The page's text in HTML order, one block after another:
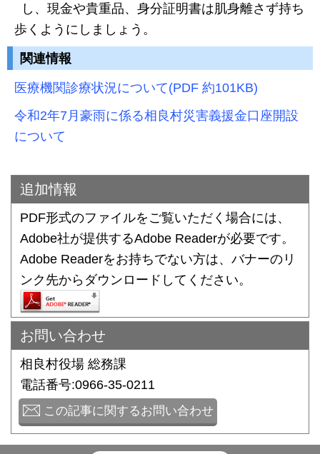
し、現金や貴重品、身分証明書は肌身離さず持ち
歩くようにしましょう。
関連情報
医療機関診療状況について(PDF 約101KB)
令和2年7月豪雨に係る相良村災害義援金口座開設
について
追加情報
PDF形式のファイルをご覧いただく場合には、
Adobe社が提供するAdobe Readerが必要です。
Adobe Readerをお持ちでない方は、バナーのリ
ンク先からダウンロードしてください。
お問い合わせ
相良村役場 総務課
電話番号:0966-35-0211
この記事に関するお問い合わせ